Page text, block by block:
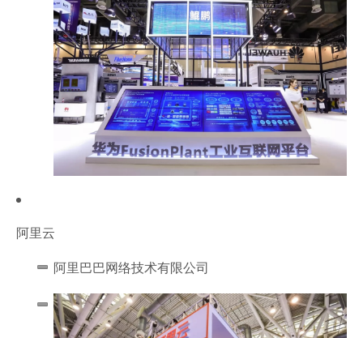
阿里云
阿里巴巴网络技术有限公司